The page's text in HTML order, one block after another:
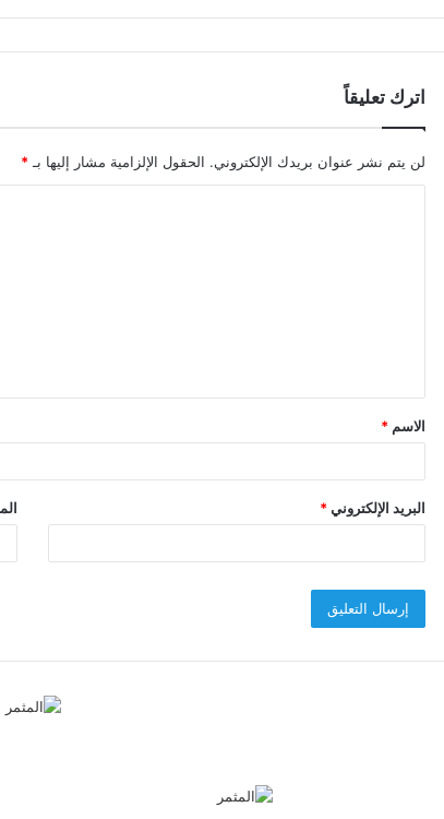
اترك تعليقاً
لن يتم نشر عنوان بريدك الإلكتروني. الحقول الإلزامية مشار إليها بـ*
ق
*
الاسم *
البريد الإلكتروني*